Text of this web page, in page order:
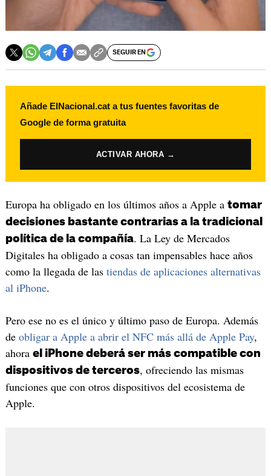
SEGUIR EN
Añade ElNacional.cat a tus fuentes favoritas de
Google de forma gratuita
ACTIVAR AHORA →
Europa ha obligado en los últimos años a Apple a tomar
decisiones bastante contrarias a la tradicional
política de la compañía. La Ley de Mercados
Digitales ha obligado a cosas tan impensables hace años
como la llegada de las tiendas de aplicaciones alternativas
al iPhone.
Pero ese no es el único y último paso de Europa. Además
de obligar a Apple a abrir el NFC más allá de Apple Pay,
ahora el iPhone deberá ser más compatible con
dispositivos de terceros, ofreciendo las mismas
funciones que con otros dispositivos del ecosistema de
Apple.